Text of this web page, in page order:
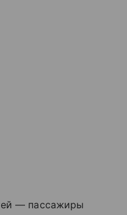
— пассажиры